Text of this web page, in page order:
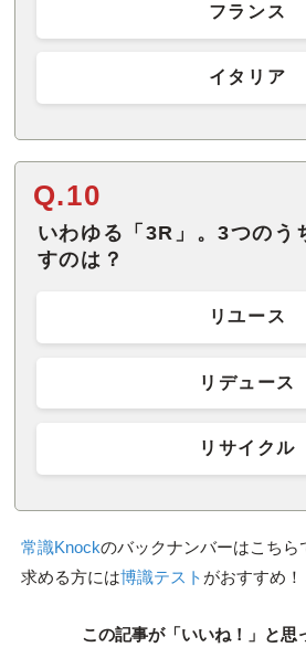
フランス
イタリア
Q.10
いわゆる「3R」。3つのう
すのは？
リユース
リデュース
リサイクル
常識Knockのバックナンバーはこちら
求める方には博識テスト がおすすめ！
この記事が「いいね！」と思